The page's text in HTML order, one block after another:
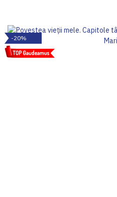
-20%